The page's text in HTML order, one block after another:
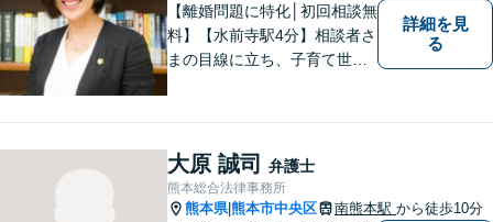
【離婚問題に特化│初回相談無
料】【水前寺駅4分】相談者さ
まの目線に立ち、子育て世代
を大切にし、じっくりお話を
伺ったうえで最適な解決策を
ご提案します【完全個室】
詳細を見
る
大原 誠司 弁護士
熊本総合法律事務所
熊本県|熊本市中央区 南熊本駅 から徒歩10分